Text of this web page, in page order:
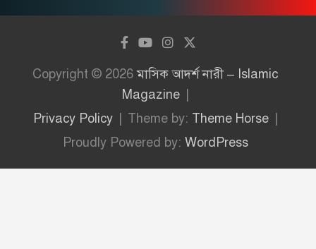
Copyright © 2026মাসিক আদর্শ নারী – Islamic
Magazine
Privacy Policy
Theme by: Theme Horse
Proudly Powered by: WordPress